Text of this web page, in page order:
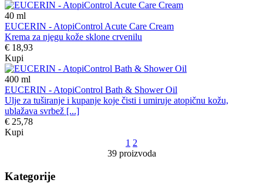
40 ml
EUCERIN - AtopiControl Acute Care Cream
Krema za njegu kože sklone crvenilu
€ 18,93
Kupi
400 ml
EUCERIN - AtopiControl Bath & Shower Oil
Ulje za tuširanje i kupanje koje čisti i umiruje atopičnu kožu,
ublažava svrbež [...]
€ 25,78
Kupi
1 2
39 proizvoda
Kategorije